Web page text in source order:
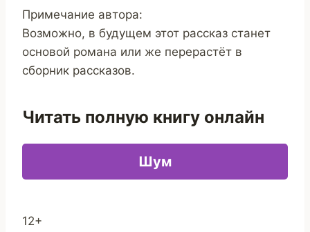
Примечание автора:
Возможно, в будущем этот рассказ станет
основой романа или же перерастёт в
сборник рассказов.
Читать полную книгу онлайн
Шум
12+